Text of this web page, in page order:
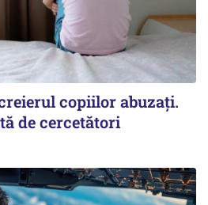
copiilor abuzați.
de cercetători